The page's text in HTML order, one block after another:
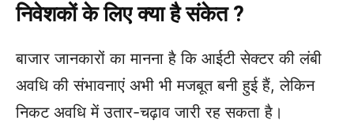
निवेशकों के लिए क्या है संकेत ?
बाजार जानकारों का मानना है कि आईटी सेक्टर की लंबी
अवधि की संभावनाएं अभी भी मजबूत बनी हुई हैं, लेकिन
निकट अवधि में उतार-चढ़ाव जारी रह सकता है।